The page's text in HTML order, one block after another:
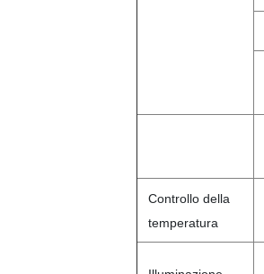
Controllo della
temperatura